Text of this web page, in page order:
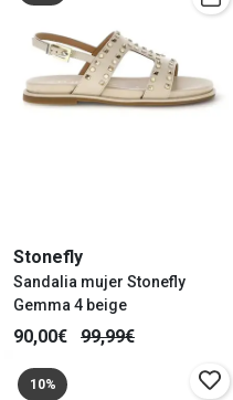
Stonefly
Sandalia mujer Stonefly
Gemma 4 beige
90,00€ 99,99€
10%